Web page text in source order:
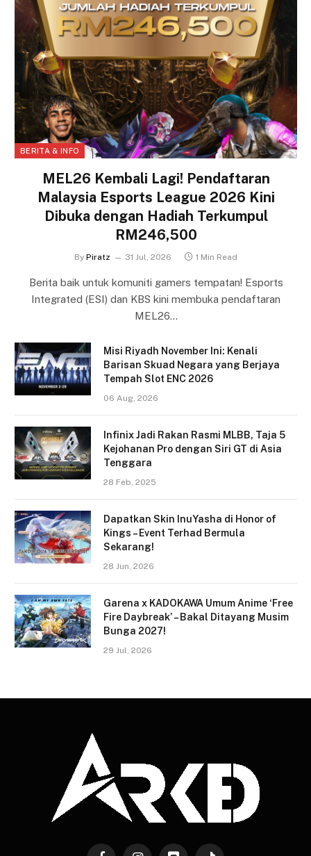
BERITA & INFO
MEL26 Kembali Lagi! Pendaftaran
Malaysia Esports League 2026 Kini
Dibuka dengan Hadiah Terkumpul
RM246,500
By Piratz 31 Jul, 2026 1 Min Read
Berita baik untuk komuniti gamers tempatan! Esports
Integrated (ESI) dan KBS kini membuka pendaftaran
MEL26…
Misi Riyadh November Ini: Kenali
Barisan Skuad Negara yang Berjaya
Tempah Slot ENC 2026
06 Aug, 2026
Infinix Jadi Rakan Rasmi MLBB, Taja 5
Kejohanan Pro dengan Siri GT di Asia
Tenggara
28 Feb, 2025
Dapatkan Skin InuYasha di Honor of
Kings – Event Terhad Bermula
Sekarang!
28 Jun, 2026
Garena x KADOKAWA Umum Anime ‘Free
Fire Daybreak’ – Bakal Ditayang Musim
Bunga 2027!
29 Jul, 2026